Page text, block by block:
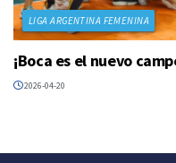
LIGA ARGENTINA FEMENINA
¡Boca es el nuevo
2026-04-20